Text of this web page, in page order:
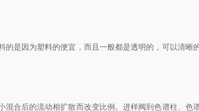
的是因为塑料的便宜，而且一般都是透明的，可以清
混合后的流动相扩散而改变比例。进样阀到色谱柱、